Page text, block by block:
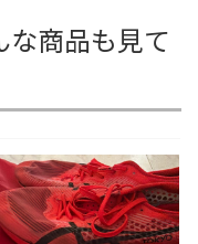
な商品も見て